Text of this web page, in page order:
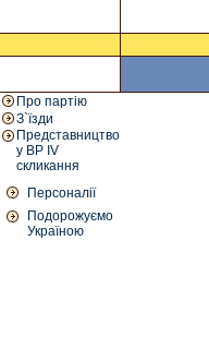
Про партію
З`їзди
Представництво
у ВР IV
скликання
Персоналії
Подорожуємо
Україною